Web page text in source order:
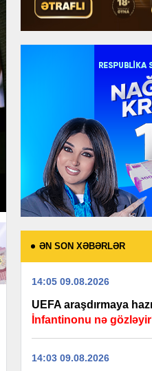
ƏN SON XƏBƏRLƏR
14:05 09.08.2026
UEFA araşdırmaya
İnfantinonu nə
14:03 09.08.2026